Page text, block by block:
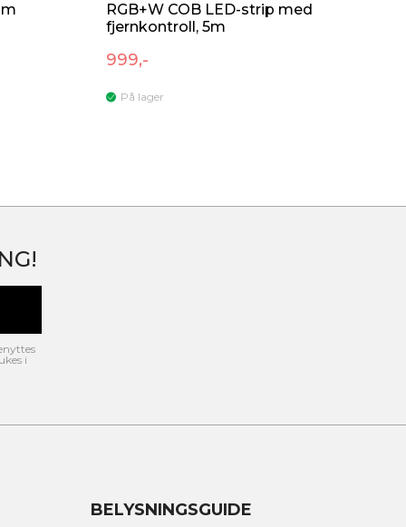
RGB+W COB LED-strip med
fjernkontroll, 5m
999,-
På lager
i
BELYSNINGSGUIDE